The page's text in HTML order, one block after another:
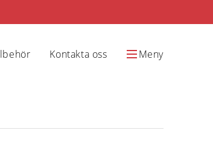
Kontakta oss Meny